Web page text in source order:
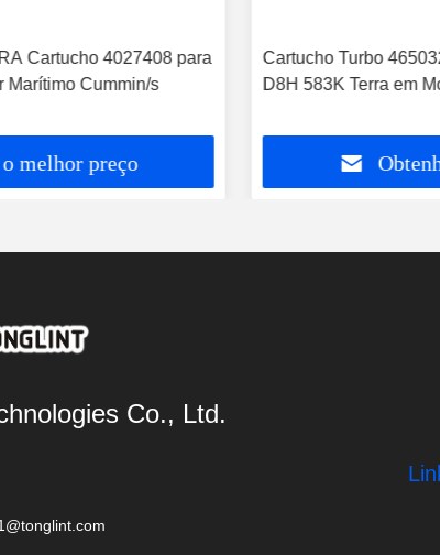
Cartucho 4027408 para
Marítimo Cummin/s
melhor preço
Cartucho Turbo
D8H 583K Terra em
Co., Ltd.